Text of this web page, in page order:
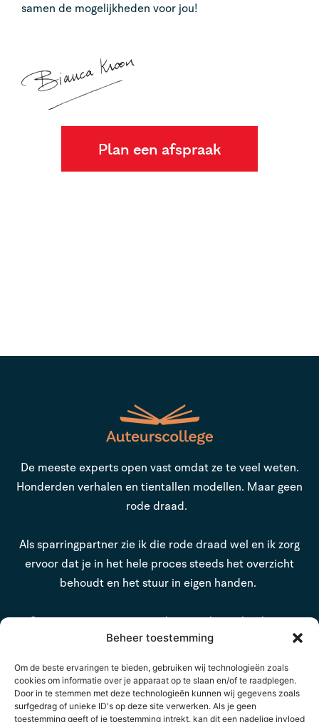
Beheer toestemming
Om de beste ervaringen te bieden, gebruiken wij technologieën zoals
cookies om informatie over je apparaat op te slaan en/of te raadplegen.
Door in te stemmen met deze technologieën kunnen wij gegevens zoals
surfgedrag of unieke ID's op deze site verwerken. Als je geen
toestemming geeft of je toestemming intrekt, kan dit een nadelige invloed
samen de mogelijkheden voor jou!
Plan een afspraak
De meeste experts open vast omdat ze te veel weten.
Honderden verhalen en tientallen modellen. Maar geen
rode draad.
Als sparringpartner zie ik die rode draad wel en ik zorg
ervoor dat je in het hele proces steeds het overzicht
behoudt en het stuur in eigen handen.
wordt gepubliceerd.
Contact